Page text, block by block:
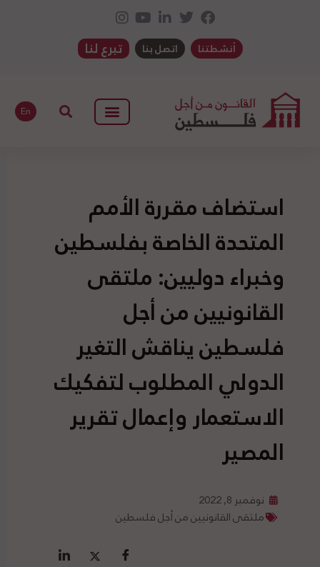
أنشطتنا اتصل بنا تبرع لنا
En
استضاف مقررة الأمم
المتحدة الخاصة بفلسطين
وخبراء دوليين: ملتقى
القانونيين من أجل
فلسطين يناقش التغير
الدولي المطلوب لتفكيك
الاستعمار وإعمال تقرير
المصير
نوفمبر 8, 2022
ملتقى القانونيين من أجل فلسطين